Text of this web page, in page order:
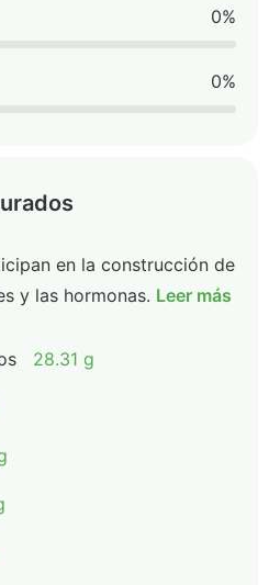
0%
0%
en la construcción de
y las hormonas. Leer más
28.31 g